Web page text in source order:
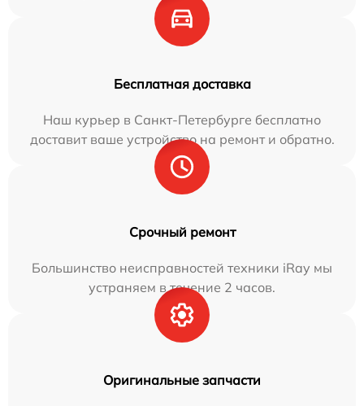
Бесплатная доставка
Наш курьер в Санкт-Петербурге бесплатно
доставит ваше устройство на ремонт и обратно.
Срочный ремонт
Большинство неисправностей техники iRay мы
устраняем в течение 2 часов.
Оригинальные запчасти